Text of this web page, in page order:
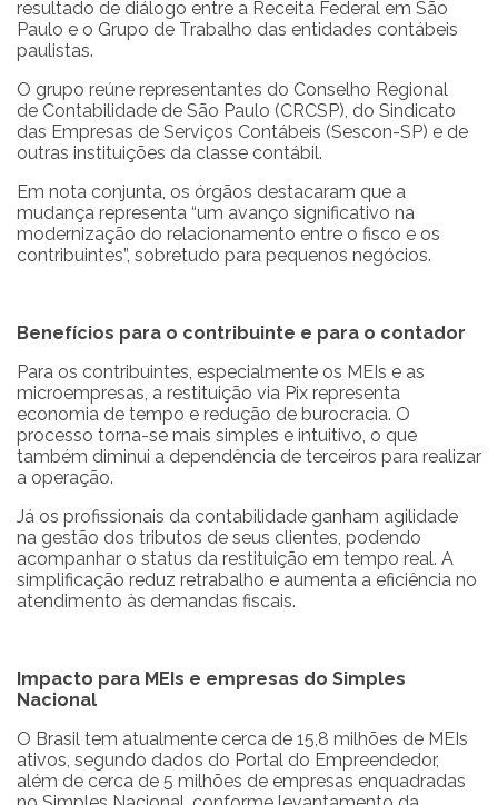
resultado de diálogo entre a Receita Federal em São
Paulo e o Grupo de Trabalho das entidades contábeis
paulistas.
O grupo reúne representantes do Conselho Regional
de Contabilidade de São Paulo (CRCSP), do Sindicato
das Empresas de Serviços Contábeis (Sescon-SP) e de
outras instituições da classe contábil.
Em nota conjunta, os órgãos destacaram que a
mudança representa “um avanço significativo na
modernização do relacionamento entre o fisco e os
contribuintes”, sobretudo para pequenos negócios.
Benefícios para o contribuinte e para o contador
Para os contribuintes, especialmente os MEIs e as
microempresas, a restituição via Pix representa
economia de tempo e redução de burocracia. O
processo torna-se mais simples e intuitivo, o que
também diminui a dependência de terceiros para realizar
a operação.
Já os profissionais da contabilidade ganham agilidade
na gestão dos tributos de seus clientes, podendo
acompanhar o status da restituição em tempo real. A
simplificação reduz retrabalho e aumenta a eficiência no
atendimento às demandas fiscais.
Impacto para MEIs e empresas do Simples
Nacional
O Brasil tem atualmente cerca de 15,8 milhões de MEIs
ativos, segundo dados do Portal do Empreendedor,
além de cerca de 5 milhões de empresas enquadradas